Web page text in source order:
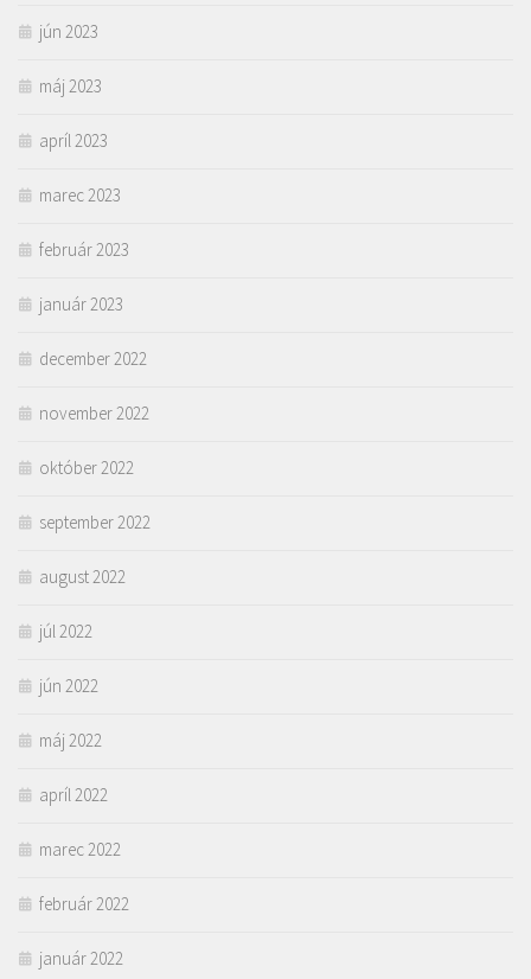
jún 2023
máj 2023
apríl 2023
marec 2023
február 2023
január 2023
december 2022
november 2022
október 2022
september 2022
august 2022
júl 2022
jún 2022
máj 2022
apríl 2022
marec 2022
február 2022
január 2022